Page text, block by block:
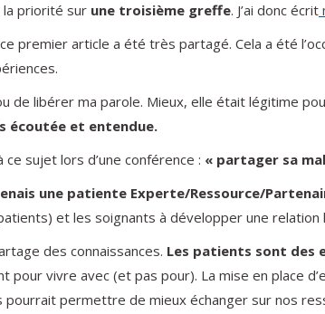
priorité sur une troisième greffe. J’ai donc écrit
premier article a été très partagé. Cela a été
de libérer ma parole. Mieux, elle était légitime
écoutée et entendue.
ce sujet lors d’une conférence : « partager sa
une patiente Experte/Ressource/
et les soignants à développer une
des connaissances. Les patients sont des
pour vivre avec (et pas pour). La mise en place
pourrait permettre de mieux échanger sur nos